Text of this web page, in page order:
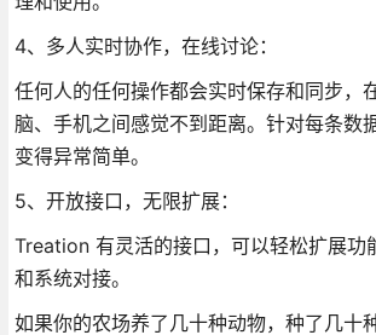
4、多人实时协作，在线讨论：
任何人的任何操作都会实时保存和同步，
脑、手机之间感觉不到距离。针对每条数
变得异常简单。
5、开放接口，无限扩展：
Treation 有灵活的接口，可以轻松扩展功
和系统对接。
如果你的农场养了几十种动物，种了几十